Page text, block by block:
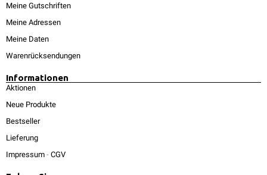
Meine Gutschriften
Meine Adressen
Meine Daten
Warenrücksendungen
Informationen
Aktionen
Neue Produkte
Bestseller
Lieferung
Impressum - CGV